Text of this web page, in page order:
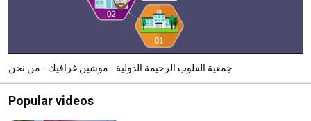
جمعية القلوب الرحيمة الدولية - موشين غرافيك - من نحن
Popular videos